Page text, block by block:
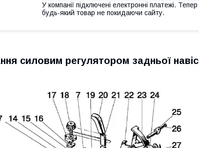
У компанії підключені електронні платежі.
будь-який товар не покидаючи сайту.
силовим регулятором задньої